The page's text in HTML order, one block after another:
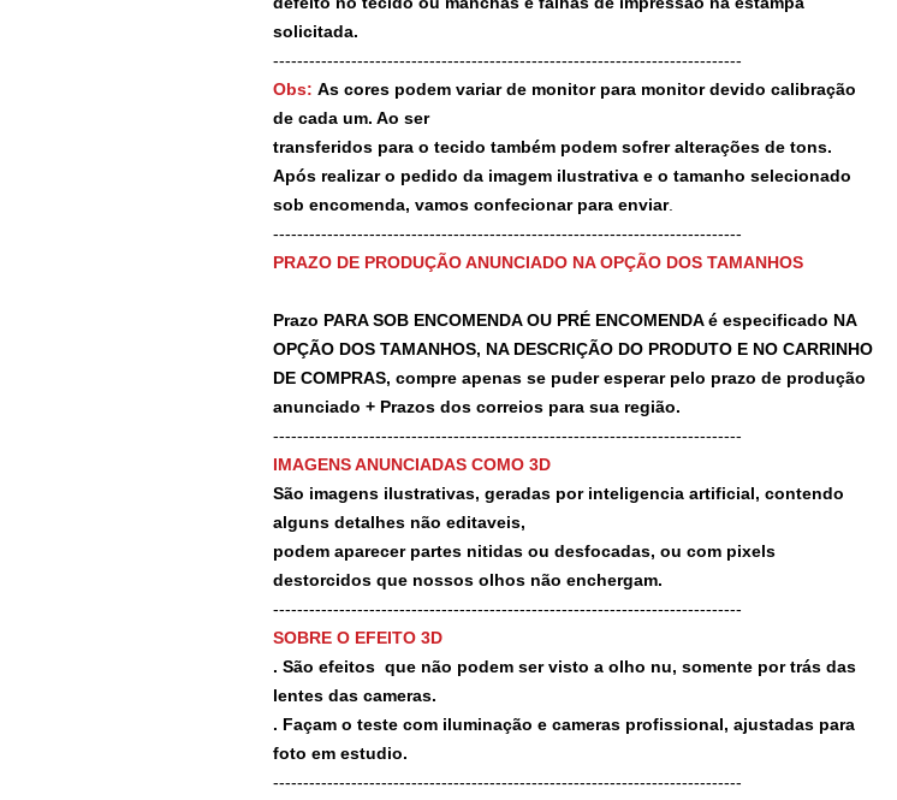
solicitada.
------------------------------------------------------------------------------
Obs: As cores podem variar de monitor para monitor devido calibração
de cada um. Ao ser
transferidos para o tecido também podem sofrer alterações de tons.
Após realizar o pedido da imagem ilustrativa e o tamanho selecionado
sob encomenda, vamos confecionar para enviar.
------------------------------------------------------------------------------
PRAZO DE PRODUÇÃO ANUNCIADO NA OPÇÃO DOS TAMANHOS
Prazo PARA SOB ENCOMENDA OU PRÉ ENCOMENDA é especificado NA
OPÇÃO DOS TAMANHOS, NA DESCRIÇÃO DO PRODUTO E NO CARRINHO
DE COMPRAS, compre apenas se puder esperar pelo prazo de produção
anunciado + Prazos dos correios para sua região.
------------------------------------------------------------------------------
IMAGENS ANUNCIADAS COMO 3D
São imagens ilustrativas, geradas por inteligencia artificial, contendo
alguns detalhes não editaveis,
podem aparecer partes nitidas ou desfocadas, ou com pixels
destorcidos que nossos olhos não enchergam.
------------------------------------------------------------------------------
SOBRE O EFEITO 3D
. São efeitos que não podem ser visto a olho nu, somente por trás das
lentes das cameras.
. Façam o teste com iluminação e cameras profissional, ajustadas para
foto em estudio.
------------------------------------------------------------------------------